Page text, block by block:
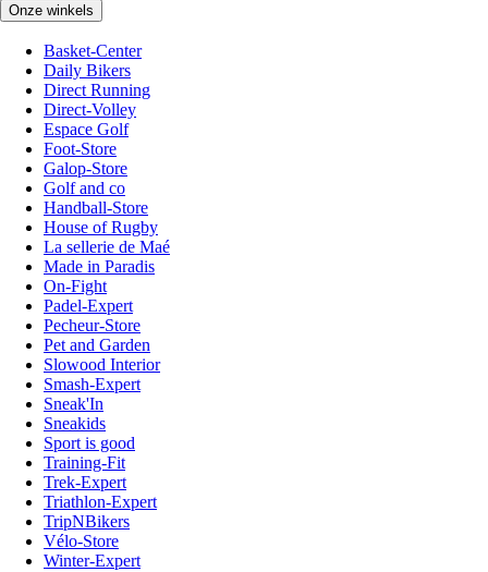
Onze winkels
Basket-Center
Daily Bikers
Direct Running
Direct-Volley
Espace Golf
Foot-Store
Galop-Store
Golf and co
Handball-Store
House of Rugby
La sellerie de Maé
Made in Paradis
On-Fight
Padel-Expert
Pecheur-Store
Pet and Garden
Slowood Interior
Smash-Expert
Sneak'In
Sneakids
Sport is good
Training-Fit
Trek-Expert
Triathlon-Expert
TripNBikers
Vélo-Store
Winter-Expert